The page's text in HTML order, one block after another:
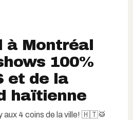
à Montréal
100%
et de la
haïtienne​
aux 4 coins de la ville! 🇭🇹🥁